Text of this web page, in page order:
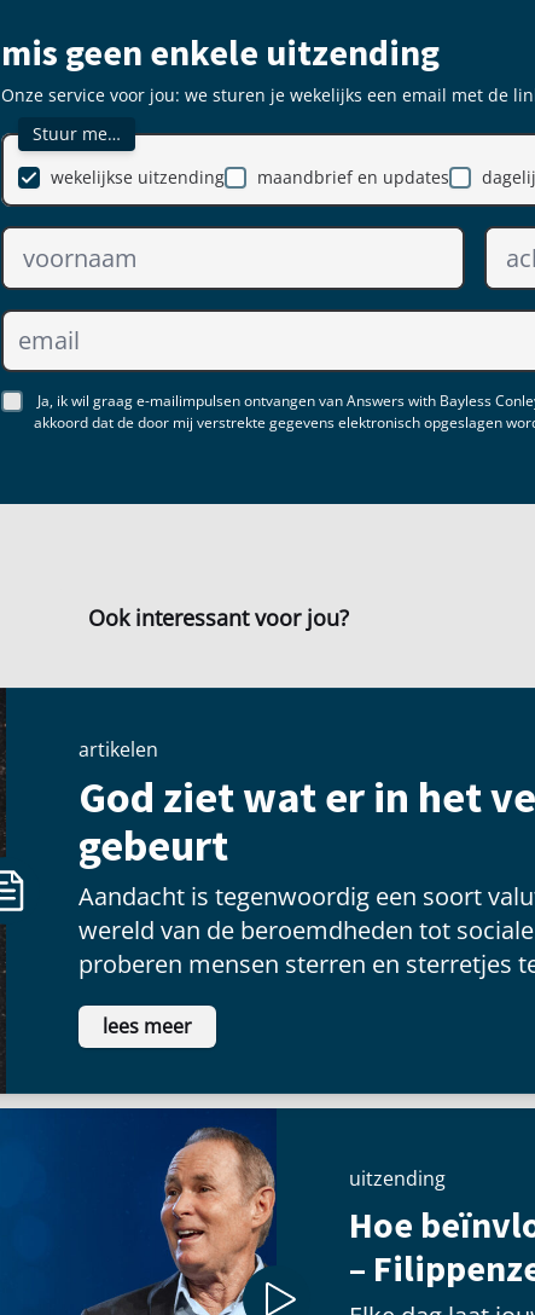
mis geen enkele uitzending
Onze service voor jou: we sturen je wekelijks een email met de
Stuur me…
maandbrief en updates
wekelijkse uitzending
Ja, ik wil graag e-mailimpulsen ontvangen van Answers with Bayless
akkoord dat de door mij verstrekte gegevens elektronisch opgeslagen
Ook interessant voor jou?
artikelen
God ziet wat er in het
gebeurt
Aandacht is tegenwoordig een soort
wereld van de beroemdheden tot
proberen mensen sterren en sterretjes
voldoening te vinden als ze voor een
schitteren.
lees meer
uitzending
Hoe
–